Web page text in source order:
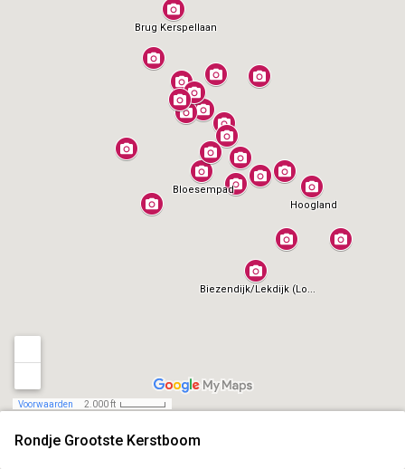
Bloesempad
Brug Kerspellaan
Biezendijk/Lekdijk (Lo...
Hoogland
Rondje Grootste Kerstboom
Voorwaarden 2.000 ft